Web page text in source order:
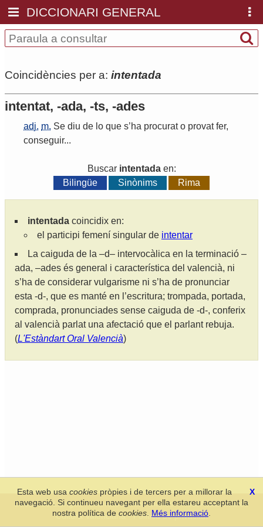
DICCIONARI GENERAL
Coincidències per a: intentada
intentat, -ada, -ts, -ades
adj. m. Se diu de lo que s’ha procurat o provat fer,
conseguir...
Buscar intentadaen:
Bilingüe
Sinònims Rima
intentada coincidix en:
el participi femení singular de intentar
La caiguda de la –d– intervocàlica en la terminació –
ada, –ades és general i característica del valencià, ni
s’ha de considerar vulgarisme ni s’ha de pronunciar
esta -d-, que es manté en l’escritura; trompada, portada,
comprada, pronunciades sense caiguda de -d-, conferix
al valencià parlat una afectació que el parlant rebuja.
(L'Estàndart Oral Valencià)
Secció de Llengua i Lliteratura Valencianes-Real Acadèmia de
Cultura Valenciana-Política de privacitat
X
Esta web usacookies pròpies i de tercers per a millorar la
navegació. Si continueu navegant per ella estareu acceptant la
nostra política de cookies Més informació